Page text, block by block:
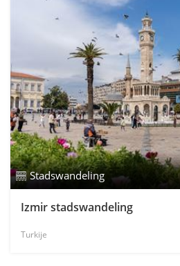
Stadswandeling
Izmir stadswandeling
Turkije